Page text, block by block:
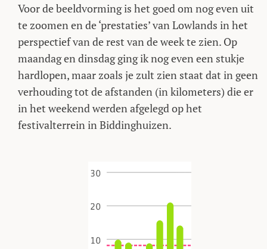
Voor de beeldvorming is het goed om nog even uit
te zoomen en de ‘prestaties’ van Lowlands in het
perspectief van de rest van de week te zien. Op
maandag en dinsdag ging ik nog even een stukje
hardlopen, maar zoals je zult zien staat dat in geen
verhouding tot de afstanden (in kilometers) die er
in het weekend werden afgelegd op het
festivalterrein in Biddinghuizen.